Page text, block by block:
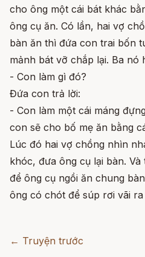
cho ông một cái bát khác
ông cụ ăn. Có lần, hai vợ
bàn ăn thì đứa con trai bốn
mảnh bát vỡ chắp lại. Ba nó
- Con làm gì đó?
Đứa con trả lời:
- Con làm một cái máng
con sẽ cho bố mẹ ăn bằng
Lúc đó hai vợ chồng nhìn
khóc, đưa ông cụ lại bàn.
để ông cụ ngồi ăn chung
ông có chót để súp rơi vãi
← Truyện trước